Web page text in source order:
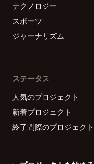
テクノロジー
スポーツ
ジャーナリズム
ステータス
人気のプロジェクト
新着プロジェクト
終了間際のプロジェクト